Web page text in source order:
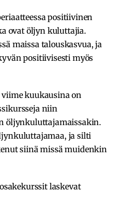
positiivinen
ovat öljyn kuluttajia.
maissa talouskasvua, ja
positiivisesti myös
kuukausina on
niin
öljynkuluttajamaissakin.
ja silti
siinä missä muidenkin
laskevat